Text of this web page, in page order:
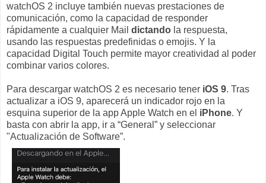
watchOS 2 incluye también nuevas prestaciones de
comunicación, como la capacidad de responder
rápidamente a cualquier Mail dictando la respuesta,
usando las respuestas predefinidas o emojis. Y la
capacidad Digital Touch permite mayor creatividad al poder
combinar varios colores.
Para descargar watchOS 2 es necesario tener iOS 9. Tras
actualizar a iOS 9, aparecerá un indicador rojo en la
esquina superior de la app Apple Watch en el iPhone. Y
basta con abrir la app, ir a “General” y seleccionar
"Actualización de Software”.